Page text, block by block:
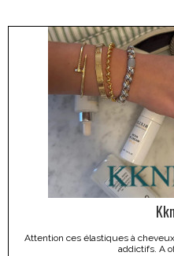
Attention ces élastiques à
addictifs. A